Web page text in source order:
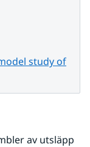
study of
av utsläpp